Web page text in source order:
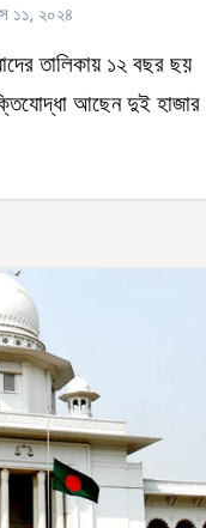
১১, ২০২৪
আছেন দুই হাজার